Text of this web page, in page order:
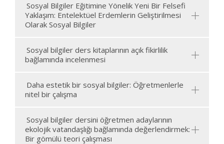
Sosyal Bilgiler Eğitimine Yönelik Yeni Bir Felsefi
Yaklaşım: Entelektüel Erdemlerin Geliştirilmesi
Olarak Sosyal Bilgiler
Sosyal bilgiler ders kitaplarının açık fikirlilik
bağlamında incelenmesi
Daha estetik bir sosyal bilgiler: Öğretmenlerle
nitel bir çalışma
Sosyal bilgiler dersini öğretmen adaylarının
ekolojik vatandaşlığı bağlamında değerlendirmek:
Bir gömülü teori çalışması